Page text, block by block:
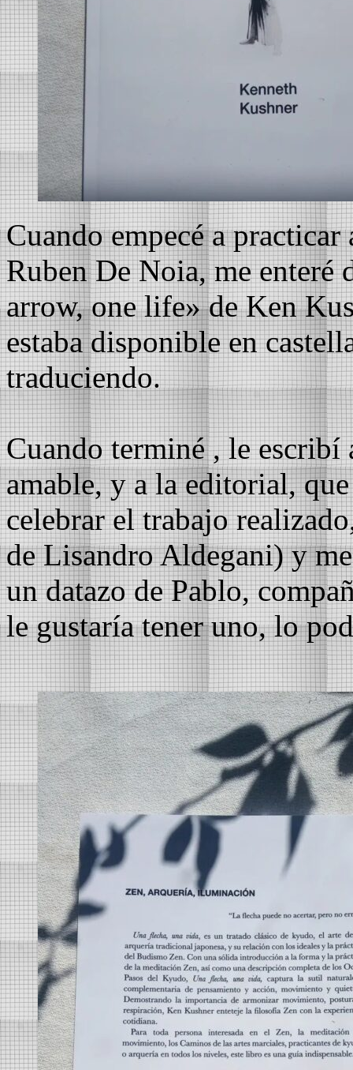
Cuando empecé a
Ruben De Noia, me enteré
arrow, one life» de Ken
estaba disponible en
traduciendo.
Cuando terminé , le
amable, y a la editorial,
celebrar el trabajo
de Lisandro Aldegani) y
un datazo de Pablo,
le gustaría tener uno, lo